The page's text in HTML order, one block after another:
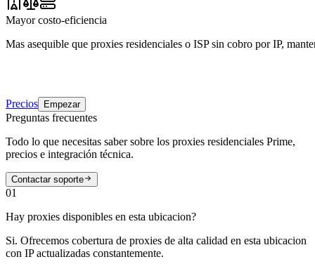
Mayor costo-eficiencia
Mas asequible que proxies residenciales o ISP sin cobro por IP,
Precios Empezar
Preguntas frecuentes
Todo lo que necesitas saber sobre los proxies residenciales Prime,
precios e integración técnica.
Contactar soporte
01
Hay proxies disponibles en esta ubicacion?
Si. Ofrecemos cobertura de proxies de alta calidad en esta ubicacion
con IP actualizadas constantemente.